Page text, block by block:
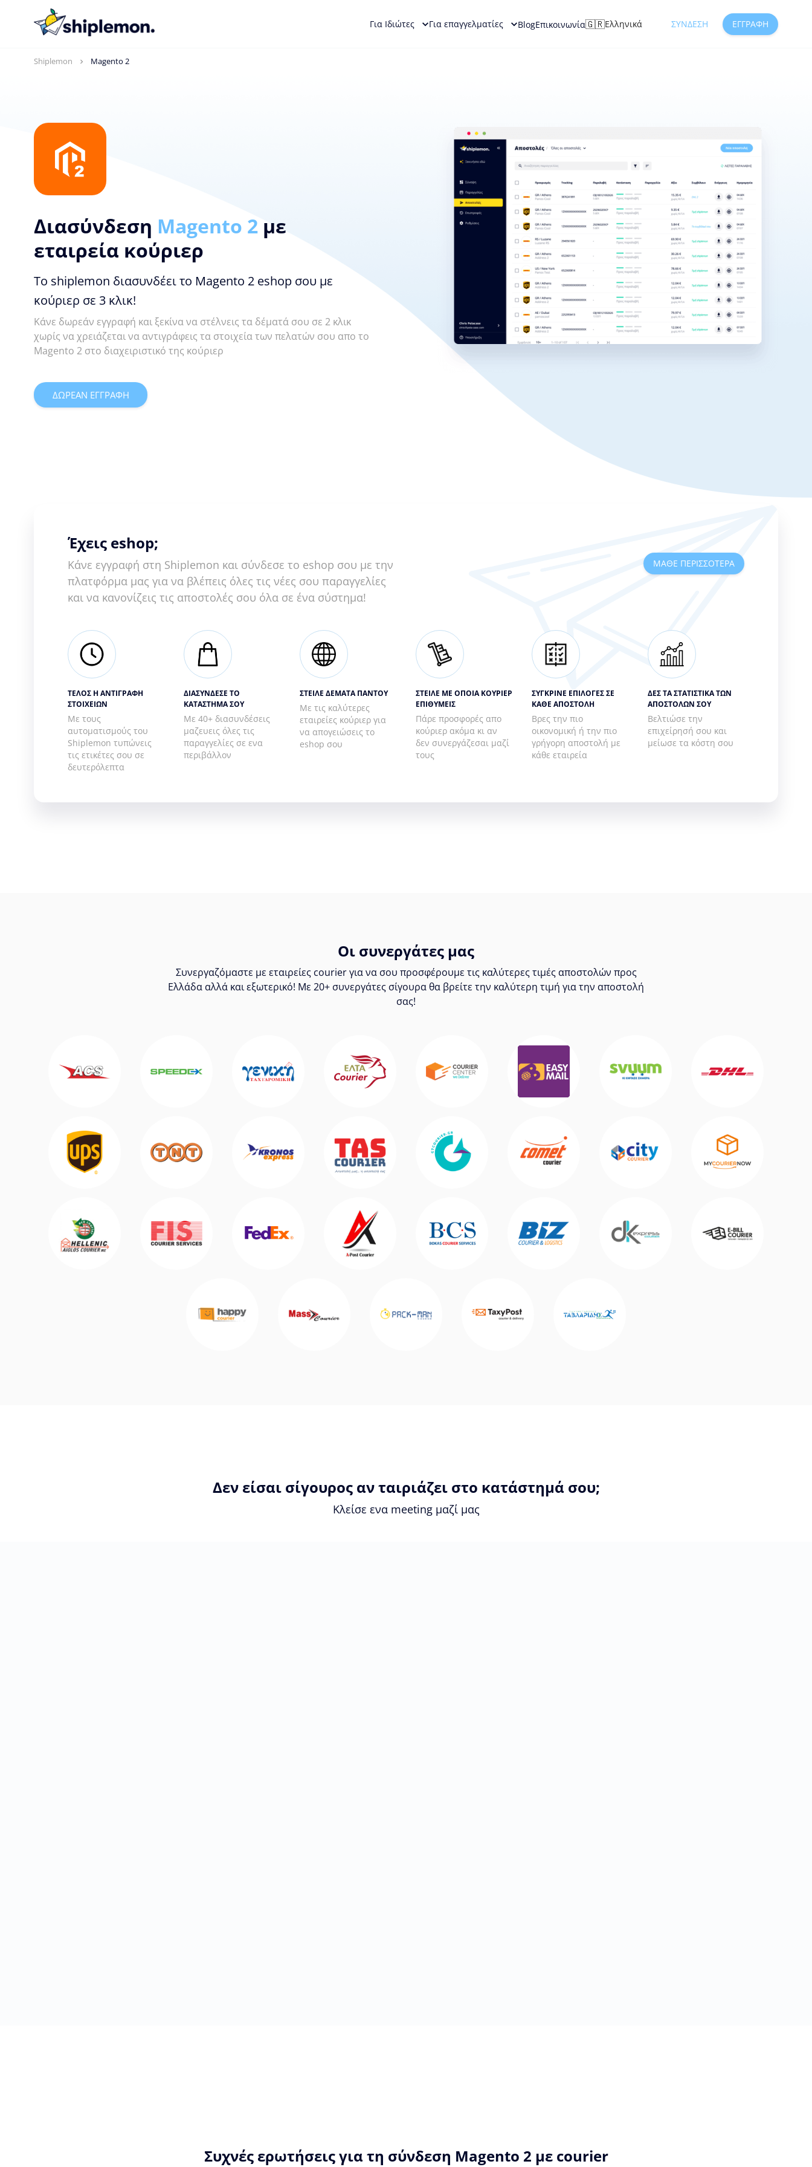
Για Ιδιώτες Για επαγγελματίες BlogΕπικοινωνία🇬🇷Ελληνικά ΣΎΝΔΕΣΗ ΕΓΓΡΑΦΉ
Shiplemon Magento 2
Διασύνδεση Magento 2 με
εταιρεία κούριερ
Το shiplemon διασυνδέει το Magento 2 eshop σου με
κούριερ σε 3 κλικ!
Κάνε δωρεάν εγγραφή και ξεκίνα να στέλνεις τα δέματά σου σε 2 κλικ
χωρίς να χρειάζεται να αντιγράφεις τα στοιχεία των πελατών σου απο το
Magento 2 στο διαχειριστικό της κούριερ
ΔΩΡΕΑΝ ΕΓΓΡΑΦΗ
Έχεις eshop;
Κάνε εγγραφή στη Shiplemon και σύνδεσε το eshop σου με την
πλατφόρμα μας για να βλέπεις όλες τις νέες σου παραγγελίες
και να κανονίζεις τις αποστολές σου όλα σε ένα σύστημα!
ΜΑΘΕ ΠΕΡΙΣΣΌΤΕΡΑ
ΤΕΛΟΣ Η ΑΝΤΙΓΡΑΦΗ
ΣΤΟΙΧΕΙΩΝ
Με τους
αυτοματισμούς του
Shiplemon τυπώνεις
τις ετικέτες σου σε
δευτερόλεπτα
ΔΙΑΣΥΝΔΕΣΕ ΤΟ
ΚΑΤΑΣΤΗΜΑ ΣΟΥ
Με 40+ διασυνδέσεις
μαζευεις όλες τις
παραγγελίες σε ενα
περιβάλλον
ΣΤΕΙΛΕ ΔΕΜΑΤΑ ΠΑΝΤΟΥ
Με τις καλύτερες
εταιρείες κούριερ για
να απογειώσεις το
eshop σου
ΣΤΕΙΛΕ ΜΕ ΟΠΟΙΑ ΚΟΥΡΙΕΡ
ΕΠΙΘΥΜΕΙΣ
Πάρε προσφορές απο
κούριερ ακόμα κι αν
δεν συνεργάζεσαι μαζί
τους
ΣΥΓΚΡΙΝΕ ΕΠΙΛΟΓΕΣ ΣΕ
ΚΑΘΕ ΑΠΟΣΤΟΛΗ
Βρες την πιο
οικονομική ή την πιο
γρήγορη αποστολή με
κάθε εταιρεία
ΔΕΣ ΤΑ ΣΤΑΤΙΣΤΙΚΑ ΤΩΝ
ΑΠΟΣΤΟΛΩΝ ΣΟΥ
Βελτιώσε την
επιχείρησή σου και
μείωσε τα κόστη σου
Οι συνεργάτες μας
Συνεργαζόμαστε με εταιρείες courier για να σου προσφέρουμε τις καλύτερες τιμές αποστολών προς
Ελλάδα αλλά και εξωτερικό! Με 20+ συνεργάτες σίγουρα θα βρείτε την καλύτερη τιμή για την αποστολή
σας!
Δεν είσαι σίγουρος αν ταιριάζει στο κατάστημά σου;
Κλείσε ενα meeting μαζί μας
Συχνές ερωτήσεις για τη σύνδεση Magento 2 με courier